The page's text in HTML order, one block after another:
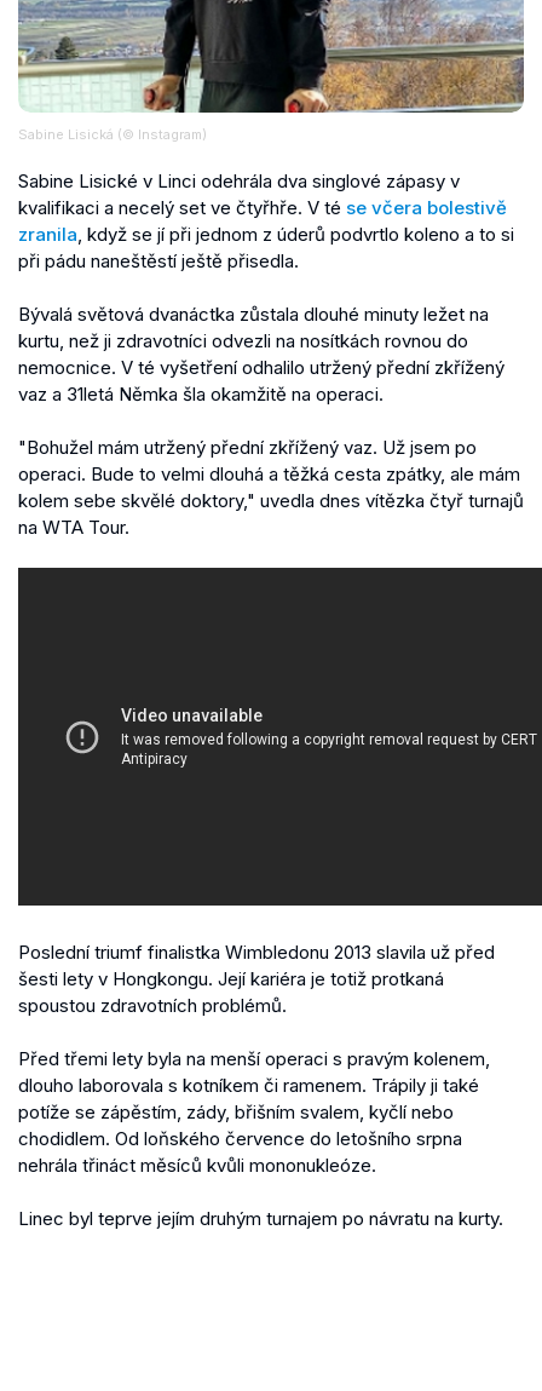
Sabine Lisická (© Instagram)
Sabine Lisické v Linci odehrála dva singlové zápasy v
kvalifikaci a necelý set ve čtyřhře. V té se včera bolestivě
zranila, když se jí při jednom z úderů podvrtlo koleno a to si
při pádu naneštěstí ještě přisedla.
Bývalá světová dvanáctka zůstala dlouhé minuty ležet na
kurtu, než ji zdravotníci odvezli na nosítkách rovnou do
nemocnice. V té vyšetření odhalilo utržený přední zkřížený
vaz a 31letá Němka šla okamžitě na operaci.
"Bohužel mám utržený přední zkřížený vaz. Už jsem po
operaci. Bude to velmi dlouhá a těžká cesta zpátky, ale mám
kolem sebe skvělé doktory," uvedla dnes vítězka čtyř turnajů
na WTA Tour.
Poslední triumf finalistka Wimbledonu 2013 slavila už před
šesti lety v Hongkongu. Její kariéra je totiž protkaná
spoustou zdravotních problémů.
Před třemi lety byla na menší operaci s pravým kolenem,
dlouho laborovala s kotníkem či ramenem. Trápily ji také
potíže se zápěstím, zády, břišním svalem, kyčlí nebo
chodidlem. Od loňského července do letošního srpna
nehrála třináct měsíců kvůli mononukleóze.
Linec byl teprve jejím druhým turnajem po návratu na kurty.